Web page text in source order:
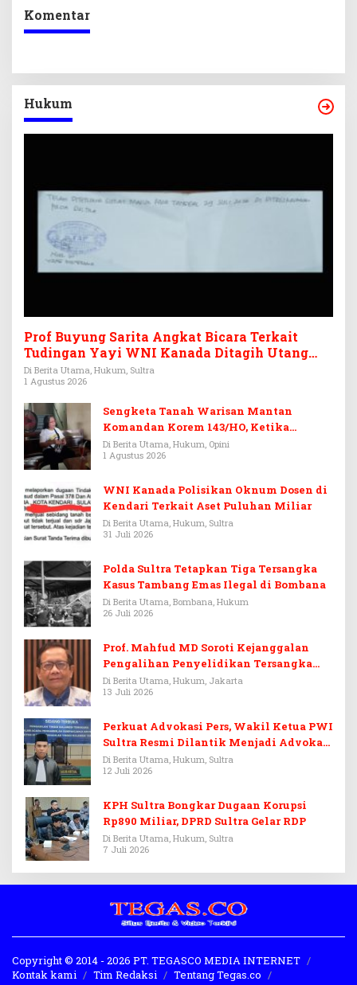
Komentar
Hukum
Prof Buyung Sarita Angkat Bicara Terkait
Tudingan Yayi WNI Kanada Ditagih Utang
Rp3,6 Miliar
Di Berita Utama, Hukum, Sultra
1 Agustus 2026
Sengketa Tanah Warisan Mantan
Komandan Korem 143/HO, Ketika
Warisan Menjadi Arena Pemerasan
Di Berita Utama, Hukum, Opini
1 Agustus 2026
WNI Kanada Polisikan Oknum Dosen di
Kendari Terkait Aset Puluhan Miliar
Di Berita Utama, Hukum, Sultra
31 Juli 2026
Polda Sultra Tetapkan Tiga Tersangka
Kasus Tambang Emas Ilegal di Bombana
Di Berita Utama, Bombana, Hukum
26 Juli 2026
Prof. Mahfud MD Soroti Kejanggalan
Pengalihan Penyelidikan Tersangka
Febrie Adriansyah
Di Berita Utama, Hukum, Jakarta
13 Juli 2026
Perkuat Advokasi Pers, Wakil Ketua PWI
Sultra Resmi Dilantik Menjadi Advokat
PERADI
Di Berita Utama, Hukum, Sultra
12 Juli 2026
KPH Sultra Bongkar Dugaan Korupsi
Rp890 Miliar, DPRD Sultra Gelar RDP
Di Berita Utama, Hukum, Sultra
7 Juli 2026
Copyright © 2014 - 2026 PT. TEGASCO MEDIA INTERNET
Kontak kami
Tim Redaksi
Tentang Tegas.co